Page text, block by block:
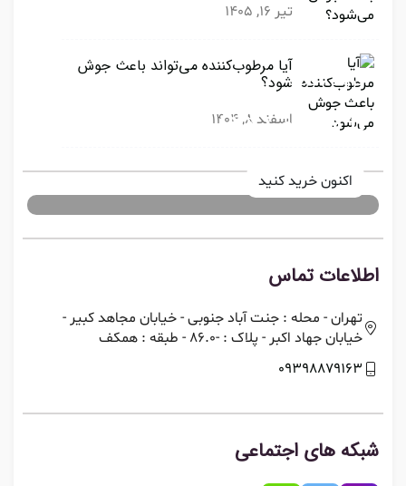
تیر 16, 1405
آیا مرطوب‌کننده می‌تواند باعث جوش
شود؟
اسفند 8, 1404
فروش ویژه
تا 40 درصد تخفیف
اکنون خرید کنید
اطلاعات تماس
تهران - محله : جنت آباد جنوبی - خیابان مجاهد کبیر -
خیابان جهاد اکبر - پلاک : -86.0 - طبقه : همکف
09398879163
شبکه های اجتماعی